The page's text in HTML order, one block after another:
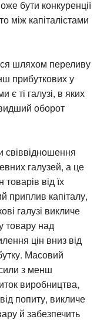
бути конкуренції
між капіталістами
шляхом переливу
прибуткових у
є ті галузі, в яких
оборот
свіввідношення
галузей, а це
від їх
приплив капіталу,
галузі викличе
товару над
цін вниз від
Масовий
з менш
виробництва,
попиту, викличе
й забезпечить